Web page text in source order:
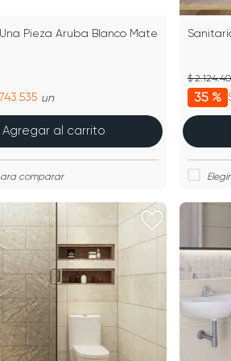
Pieza Aruba Blanco Mate
un
Agregar al carrito
35 %
$